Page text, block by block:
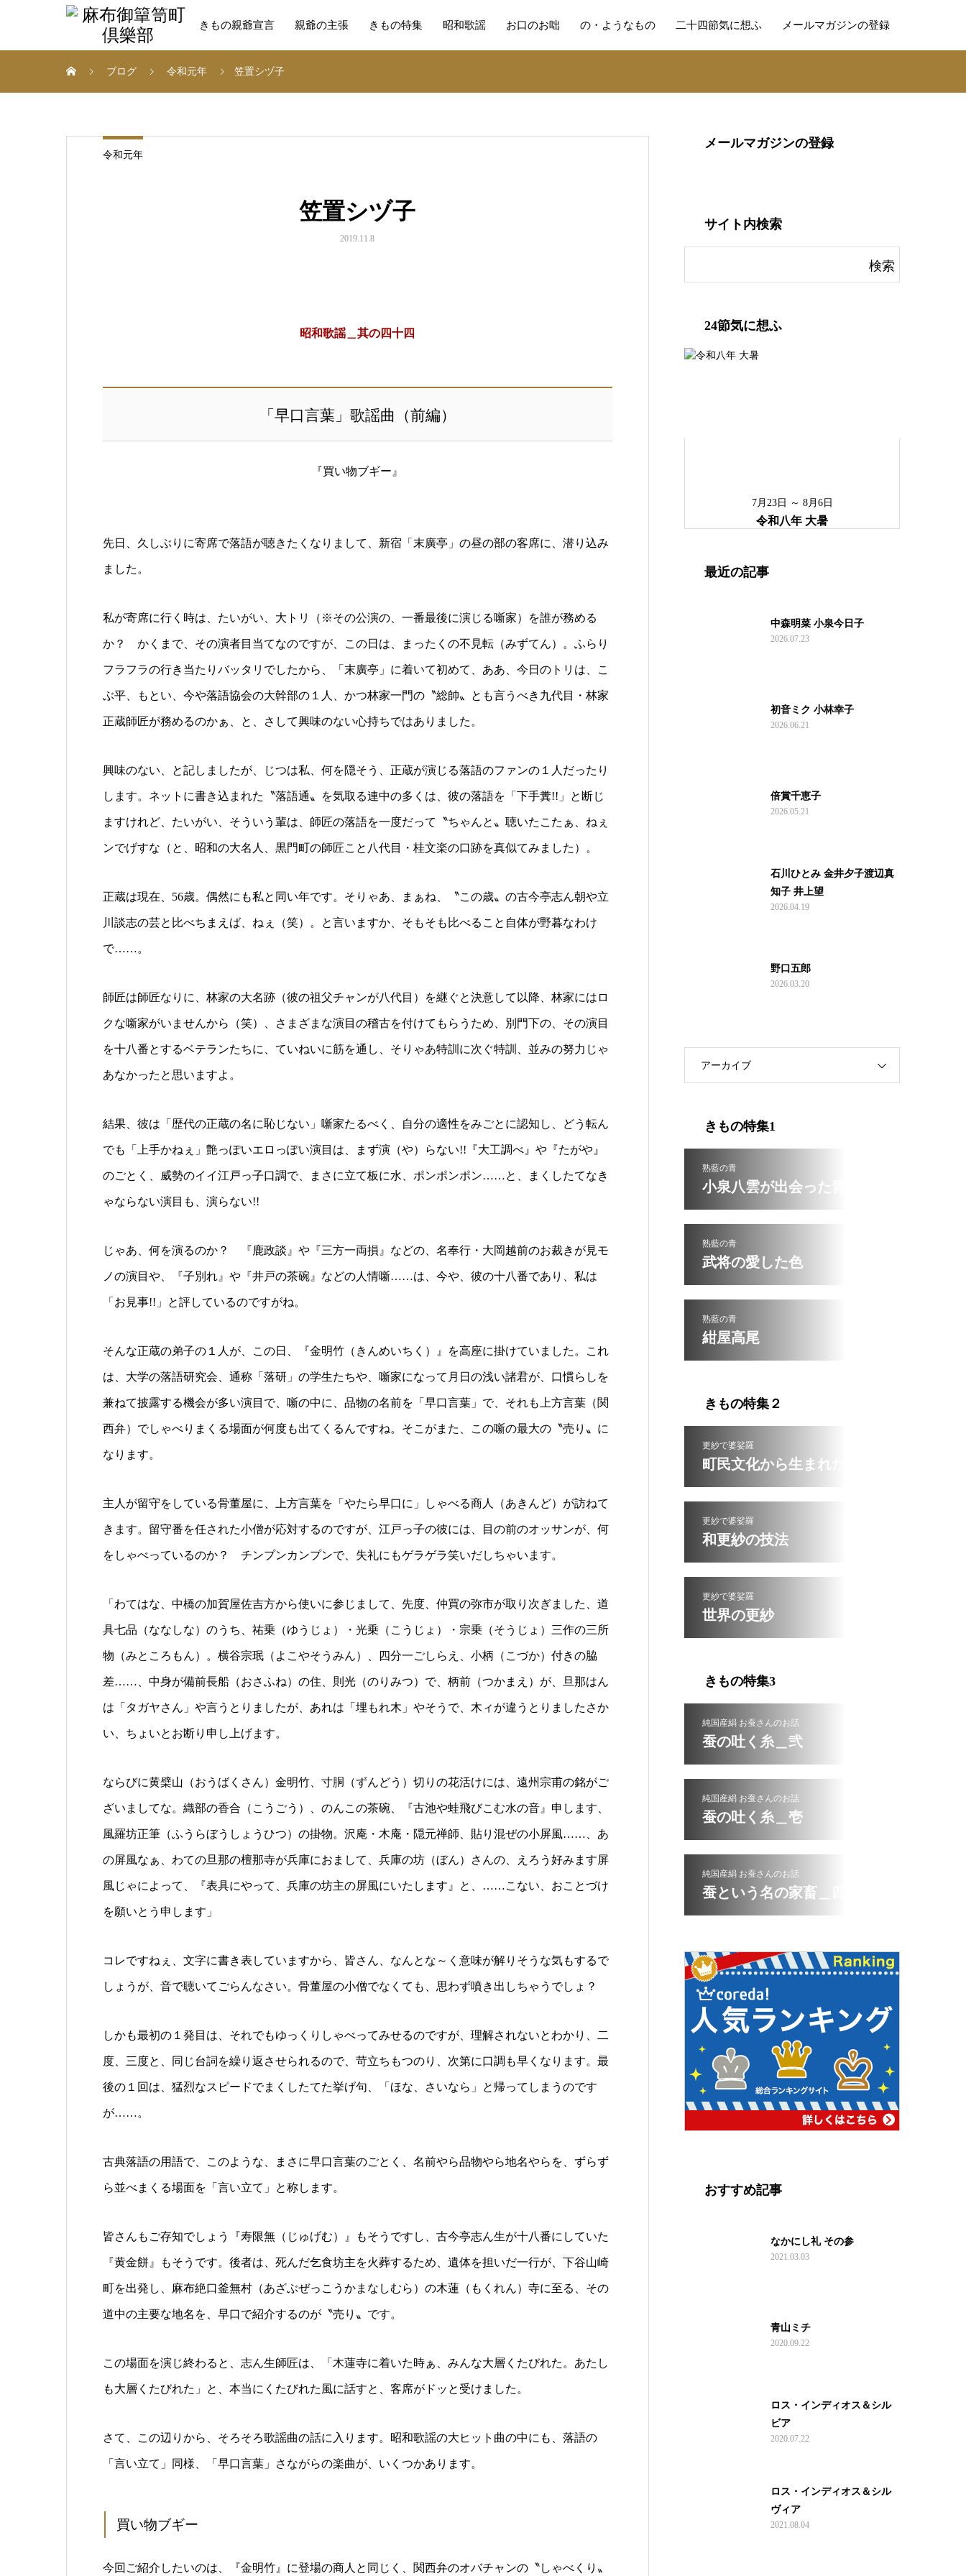
きもの親爺宣言 親爺の主張 きもの特集 昭和歌謡 お口のお咄 の・ようなもの 二十四節気に想ふ メールマガジンの登録
ブログ 令和元年 笠置シヅ子
令和元年
笠置シヅ子
2019.11.8
昭和歌謡＿其の四十四
「早口言葉」歌謡曲（前編）
『買い物ブギー』
先日、久しぶりに寄席で落語が聴きたくなりまして、新宿「末廣亭」の昼の部の客席に、潜り込み
ました。
私が寄席に行く時は、たいがい、大トリ（※その公演の、一番最後に演じる噺家）を誰が務める
か？ かくまで、その演者目当てなのですが、この日は、まったくの不見転（みずてん）。ふらり
フラフラの行き当たりバッタリでしたから、「末廣亭」に着いて初めて、ああ、今日のトリは、こ
ぶ平、もとい、今や落語協会の大幹部の１人、かつ林家一門の〝総帥〟とも言うべき九代目・林家
正蔵師匠が務めるのかぁ、と、さして興味のない心持ちではありました。
興味のない、と記しましたが、じつは私、何を隠そう、正蔵が演じる落語のファンの１人だったり
します。ネットに書き込まれた〝落語通〟を気取る連中の多くは、彼の落語を「下手糞!!」と断じ
ますけれど、たいがい、そういう輩は、師匠の落語を一度だって〝ちゃんと〟聴いたこたぁ、ねぇ
ンでげすな（と、昭和の大名人、黒門町の師匠こと八代目・桂文楽の口跡を真似てみました）。
正蔵は現在、56歳。偶然にも私と同い年です。そりゃあ、まぁね、〝この歳〟の古今亭志ん朝や立
川談志の芸と比べちまえば、ねぇ（笑）。と言いますか、そもそも比べること自体が野暮なわけ
で……。
師匠は師匠なりに、林家の大名跡（彼の祖父チャンが八代目）を継ぐと決意して以降、林家にはロ
クな噺家がいませんから（笑）、さまざまな演目の稽古を付けてもらうため、別門下の、その演目
を十八番とするベテランたちに、ていねいに筋を通し、そりゃあ特訓に次ぐ特訓、並みの努力じゃ
あなかったと思いますよ。
結果、彼は「歴代の正蔵の名に恥じない」噺家たるべく、自分の適性をみごとに認知し、どう転ん
でも「上手かねぇ」艶っぽいエロっぽい演目は、まず演（や）らない!!『大工調べ』や『たがや』
のごとく、威勢のイイ江戸っ子口調で、まさに立て板に水、ポンポンポン……と、まくしたてなき
ゃならない演目も、演らない!!
じゃあ、何を演るのか？ 『鹿政談』や『三方一両損』などの、名奉行・大岡越前のお裁きが見モ
ノの演目や、『子別れ』や『井戸の茶碗』などの人情噺……は、今や、彼の十八番であり、私は
「お見事!!」と評しているのですがね。
そんな正蔵の弟子の１人が、この日、『金明竹（きんめいちく）』を高座に掛けていました。これ
は、大学の落語研究会、通称「落研」の学生たちや、噺家になって月日の浅い諸君が、口慣らしを
兼ねて披露する機会が多い演目で、噺の中に、品物の名前を「早口言葉」で、それも上方言葉（関
西弁）でしゃべりまくる場面が何度も出てくるんですね。そこがまた、この噺の最大の〝売り〟に
なります。
主人が留守をしている骨董屋に、上方言葉を「やたら早口に」しゃべる商人（あきんど）が訪ねて
きます。留守番を任された小僧が応対するのですが、江戸っ子の彼には、目の前のオッサンが、何
をしゃべっているのか？ チンプンカンプンで、失礼にもゲラゲラ笑いだしちゃいます。
「わてはな、中橋の加賀屋佐吉方から使いに参じまして、先度、仲買の弥市が取り次ぎました、道
具七品（ななしな）のうち、祐乗（ゆうじょ）・光乗（こうじょ）・宗乗（そうじょ）三作の三所
物（みところもん）。横谷宗珉（よこやそうみん）、四分一ごしらえ、小柄（こづか）付きの脇
差……、中身が備前長船（おさふね）の住、則光（のりみつ）で、柄前（つかまえ）が、旦那はん
は「タガヤさん」や言うとりましたが、あれは「埋もれ木」やそうで、木ィが違うとりましたさか
い、ちょいとお断り申し上げます。
ならびに黄檗山（おうばくさん）金明竹、寸胴（ずんどう）切りの花活けには、遠州宗甫の銘がご
ざいましてな。織部の香合（こうごう）、のんこの茶碗、『古池や蛙飛びこむ水の音』申します、
風羅坊正筆（ふうらぼうしょうひつ）の掛物。沢庵・木庵・隠元禅師、貼り混ぜの小屏風……、あ
の屏風なぁ、わての旦那の檀那寺が兵庫におまして、兵庫の坊（ぼん）さんの、えろう好みます屏
風じゃによって、『表具にやって、兵庫の坊主の屏風にいたします』と、……こない、おことづけ
を願いとう申します」
コレですねぇ、文字に書き表していますから、皆さん、なんとな～く意味が解りそうな気もするで
しょうが、音で聴いてごらんなさい。骨董屋の小僧でなくても、思わず噴き出しちゃうでしょ？
しかも最初の１発目は、それでもゆっくりしゃべってみせるのですが、理解されないとわかり、二
度、三度と、同じ台詞を繰り返させられるので、苛立ちもつのり、次第に口調も早くなります。最
後の１回は、猛烈なスピードでまくしたてた挙げ句、「ほな、さいなら」と帰ってしまうのです
が……。
古典落語の用語で、このような、まさに早口言葉のごとく、名前やら品物やら地名やらを、ずらず
ら並べまくる場面を「言い立て」と称します。
皆さんもご存知でしょう『寿限無（じゅげむ）』もそうですし、古今亭志ん生が十八番にしていた
『黄金餅』もそうです。後者は、死んだ乞食坊主を火葬するため、遺体を担いだ一行が、下谷山崎
町を出発し、麻布絶口釜無村（あざぶぜっこうかまなしむら）の木蓮（もくれん）寺に至る、その
道中の主要な地名を、早口で紹介するのが〝売り〟です。
この場面を演じ終わると、志ん生師匠は、「木蓮寺に着いた時ぁ、みんな大層くたびれた。あたし
も大層くたびれた」と、本当にくたびれた風に話すと、客席がドッと受けました。
さて、この辺りから、そろそろ歌謡曲の話に入ります。昭和歌謡の大ヒット曲の中にも、落語の
「言い立て」同様、「早口言葉」さながらの楽曲が、いくつかあります。
買い物ブギー
今回ご紹介したいのは、『金明竹』に登場の商人と同じく、関西弁のオバチャンの〝しゃべくり〟
メールマガジンの登録
サイト内検索
24節気に想ふ
7月23日 ～ 8月6日
令和八年 大暑
最近の記事
中森明菜 小泉今日子
2026.07.23
初音ミク 小林幸子
2026.06.21
倍賞千恵子
2026.05.21
石川ひとみ 金井夕子渡辺真
知子 井上望
2026.04.19
野口五郎
2026.03.20
アーカイブ
きもの特集1
熟藍の青
小泉八雲が出会った青
熟藍の青
武将の愛した色
熟藍の青
紺屋高尾
きもの特集２
更紗で婆娑羅
更紗で婆娑羅
和更紗の技法
更紗で婆娑羅
世界の更紗
きもの特集3
純国産絹 お蚕さんのお話
蚕の吐く糸＿弐
純国産絹 お蚕さんのお話
蚕の吐く糸＿壱
純国産絹 お蚕さんのお話
蚕という名の家畜＿四
おすすめ記事
なかにし礼 その参
2021.03.03
青山ミチ
2020.09.22
ロス・インディオス＆シル
ビア
2020.07.22
ロス・インディオス＆シル
ヴィア
2021.08.04